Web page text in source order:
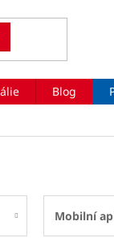
Blog
Mobilní